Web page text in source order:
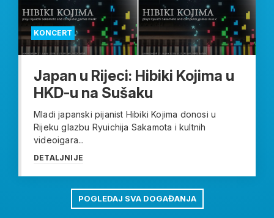
KONCERT
Japan u Rijeci: Hibiki Kojima u
HKD-u na Sušaku
Mladi japanski pijanist Hibiki Kojima donosi u
Rijeku glazbu Ryuichija Sakamota i kultnih
videoigara...
DETALJNIJE
POGLEDAJ SVA DOGAĐANJA